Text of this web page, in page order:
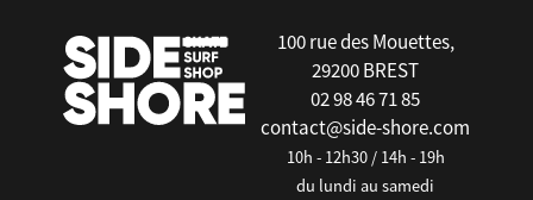
100 rue des Mouettes,
29200 BREST
02 98 46 71 85
contact@side-shore.com
10h - 12h30 / 14h - 19h
du lundi au samedi